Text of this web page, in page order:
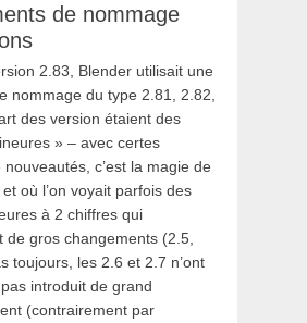
de nommage
2.83, Blender utilisait une
nommage du type 2.81, 2.82,
des version étaient des
» – avec certes
nouveautés, c’est la magie de
et où l’on voyait parfois des
à 2 chiffres qui
de gros changements (2.5,
toujours, les 2.6 et 2.7 n’ont
introduit de grand
(contrairement par